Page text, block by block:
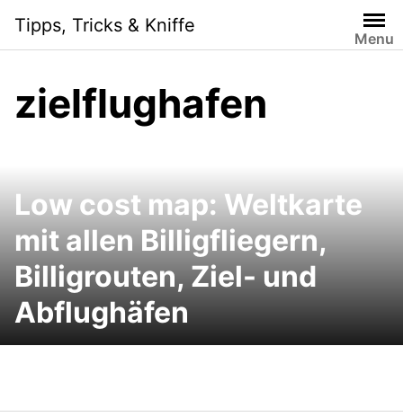
content
Tipps, Tricks & Kniffe
Menu
zielflughafen
Low cost map: Weltkarte
mit allen Billigfliegern,
Billigrouten, Ziel- und
Abflughäfen